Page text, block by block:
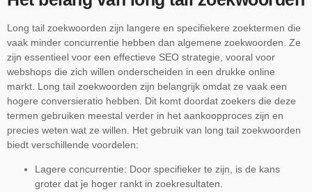
Long tail zoekwoorden zijn langere en specifiekere zoektermen die
vaak minder concurrentie hebben dan algemene zoekwoorden. Ze
zijn essentieel voor een effectieve SEO strategie, vooral voor
webshops die zich willen onderscheiden in een drukke online
markt. Long tail zoekwoorden zijn belangrijk omdat ze vaak een
hogere conversieratio hebben. Dit komt doordat zoekers die deze
termen gebruiken meestal verder in het aankoopproces zijn en
precies weten wat ze willen. Het gebruik van long tail zoekwoorden
biedt verschillende voordelen:
Lagere concurrentie: Door specifieker te zijn, is de kans
groter dat je hoger rankt in zoekresultaten.